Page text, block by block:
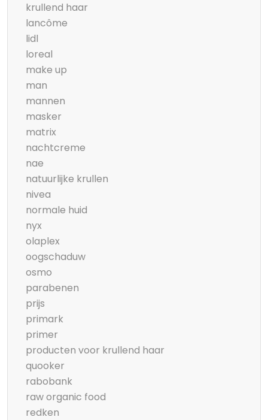
krullend haar
lancôme
lidl
loreal
make up
man
mannen
masker
matrix
nachtcreme
nae
natuurlijke krullen
nivea
normale huid
nyx
olaplex
oogschaduw
osmo
parabenen
prijs
primark
primer
producten voor krullend haar
quooker
rabobank
raw organic food
redken